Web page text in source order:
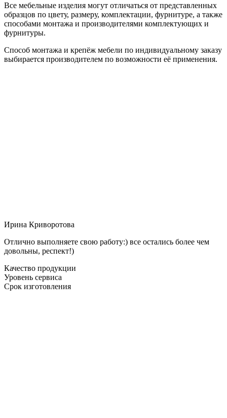
Все мебельные изделия могут отличаться от представленных
образцов по цвету, размеру, комплектации, фурнитуре, а также
способами монтажа и производителями комплектующих и
фурнитуры.
Способ монтажа и крепёж мебели по индивидуальному заказу
выбирается производителем по возможности её применения.
Ирина Криворотова
Отлично выполняете свою работу:) все остались более чем
довольны, респект!)
Качество продукции
Уровень сервиса
Срок изготовления